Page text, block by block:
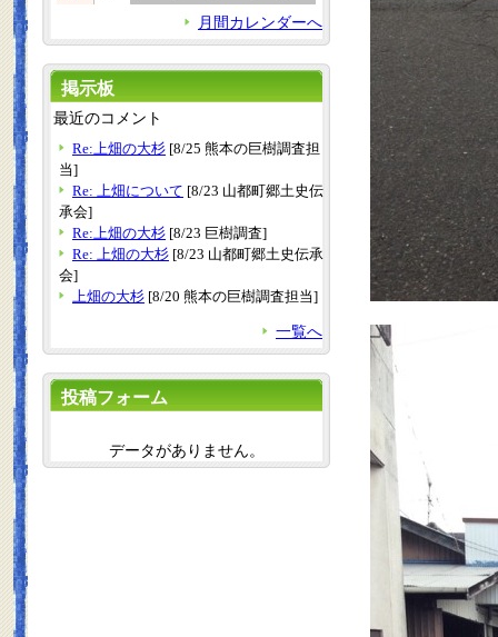
月間カレンダーへ
掲示板
最近のコメント
Re:上畑の大杉 [8/25 熊本の巨樹調査担
当]
Re: 上畑について [8/23 山都町郷土史伝
承会]
Re:上畑の大杉 [8/23 巨樹調査]
Re: 上畑の大杉 [8/23 山都町郷土史伝承
会]
上畑の大杉 [8/20 熊本の巨樹調査担当]
一覧へ
投稿フォーム
データがありません。